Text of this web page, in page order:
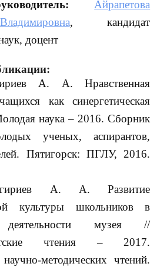
Айрапетова
, кандидат
доцент
А. А. Нравственная
как синергетическая
наука – 2016. Сборник
ученых, аспирантов,
Пятигорск: ПГЛУ, 2016.
А. А. Развитие
культуры школьников в
деятельности музея //
чтения – 2017.
методических чтений.